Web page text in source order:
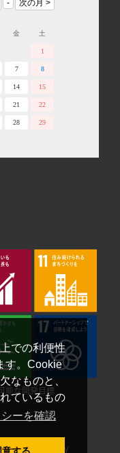
での利便性
す。Cookie
なものと、
ているもの
ーを確認
金 土
1
7 8
14 15
21 22
28 29
能な開発目標
Security Policy